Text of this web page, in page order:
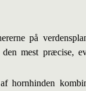
på
mest præcise,
hornhinden